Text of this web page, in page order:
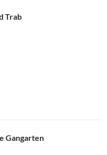
Trab
Gangarten